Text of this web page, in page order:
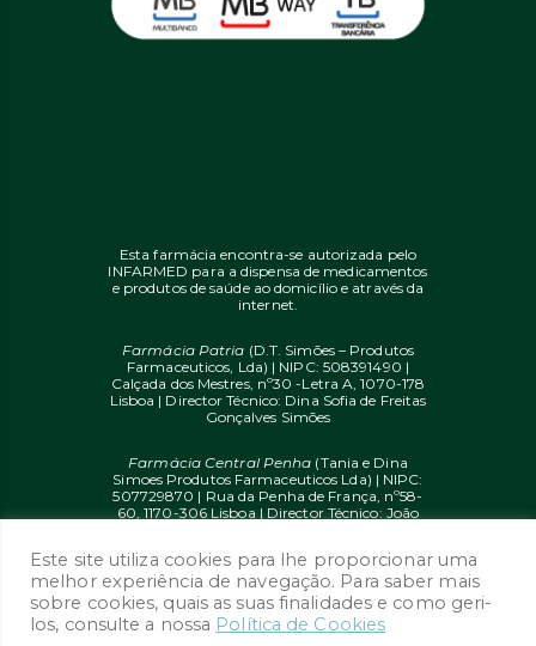
Esta farmácia encontra-se autorizada pelo
INFARMED para a dispensa de medicamentos
e produtos de saúde ao domicílio e através da
internet.
Farmácia Patria (D.T. Simões – Produtos
Farmaceuticos, Lda) | NIPC: 508391490 |
Calçada dos Mestres, nº30 -Letra A, 1070-178
Lisboa | Director Técnico: Dina Sofia de Freitas
Gonçalves Simões
Farmácia Central Penha (Tania e Dina
Simoes Produtos Farmaceuticos Lda) | NIPC:
507729870 | Rua da Penha de França, nº58-
60, 1170-306 Lisboa | Director Técnico: João
© 2020 farmaciaon.pt | Design and
Development: iupi.agencyby Dual Up
Consulting Group
Este site utiliza cookies para lhe proporcionar uma
melhor experiência de navegação. Para saber mais
sobre cookies, quais as suas finalidades e como geri-
los, consulte a nossa Política de Cookies